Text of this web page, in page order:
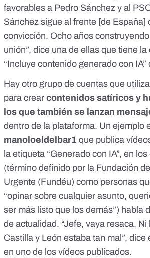
favorables a Pedro Sánchez y al
Sánchez sigue al frente [de España]
convicción. Ocho años
unión”, dice una de ellas que tiene la
“Incluye contenido generado con IA”
Hay otro grupo de cuentas que
para crear contenidos satíricos y
los que también se lanzan
dentro de la plataforma. Un ejemplo
manoloeldelbar1 que publica
la etiqueta “Generado con IA”, en
(término definido por la Fundación
Urgente (Fundéu) como personas
“opinar sobre cualquier asunto,
ser más listo que los demás”) habla
de actualidad. “Jefe, vaya resaca. Ni
Castilla y León estaba tan mal”,
en uno de los vídeos publicados.